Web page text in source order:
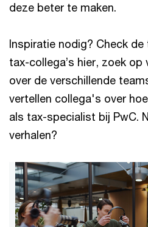
deze beter te maken.
Inspiratie nodig? Check
tax-collega’s hier, zoek
over de verschillende
vertellen collega's over
als tax-specialist bij PwC.
verhalen?